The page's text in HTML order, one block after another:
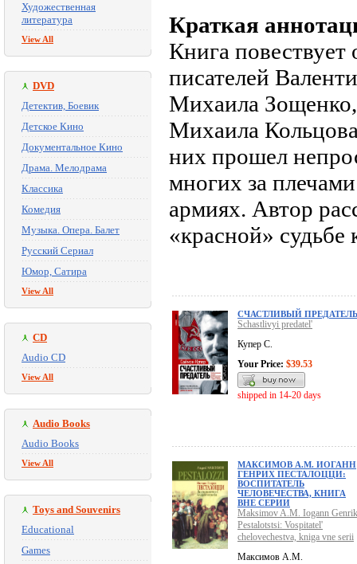
Художественная
литература
View All
DVD
Детектив, Боевик
Детское Кино
Документальное Кино
Драма. Мелодрама
Классика
Комедия
Музыка. Опера. Балет
Русский Сериал
Юмор, Сатира
View All
CD
Audio CD
View All
Audio Books
Audio Books
View All
Toys and Souvenirs
Educational
Games
Краткая
Книга повествует
писателей
Михаила
Михаила
них прошел
многих за
армиях. Автор
«красной» судьбе
СЧАСТЛИВЫЙ ПРЕДАТЕЛЬ
Schastlivyi predatel'
Купер С.
Your Price: $39.53
shipped in 14-20 days
МАКСИМОВ А.М. ИОГАНН
ГЕНРИХ ПЕСТАЛОЦЦИ:
ВОСПИТАТЕЛЬ
ЧЕЛОВЕЧЕСТВА, КНИГА
ВНЕ СЕРИИ
Maksimov A.M. Iogann
Pestalotstsi: Vospitatel'
chelovechestva, kniga vne serii
Максимов А.М.